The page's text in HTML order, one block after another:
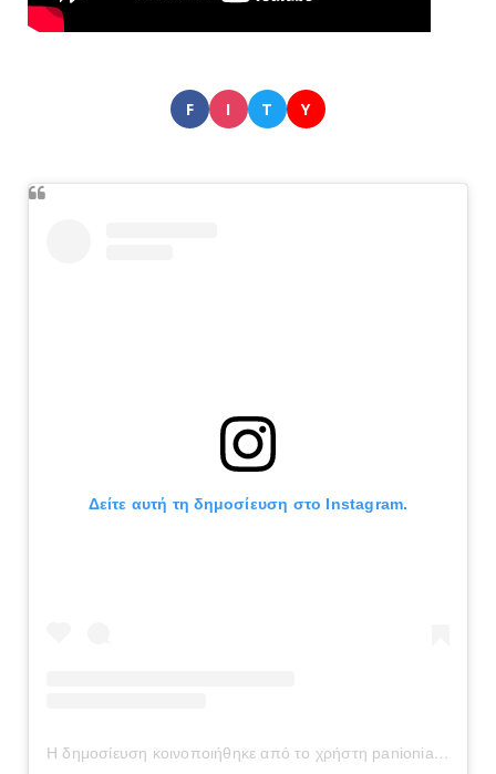
F I T Y
Δείτε αυτή τη δημοσίευση στο Instagram.
Η δημοσίευση κοινοποιήθηκε από το χρήστη panionianea.gr (@panionianea.gr)